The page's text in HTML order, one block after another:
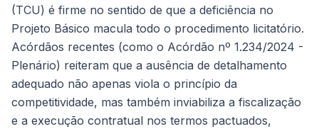
(TCU) é firme no sentido de que a deficiência no
Projeto Básico macula todo o procedimento licitatório.
Acórdãos recentes (como o Acórdão nº 1.234/2024 -
Plenário) reiteram que a ausência de detalhamento
adequado não apenas viola o princípio da
competitividade, mas também inviabiliza a fiscalização
e a execução contratual nos termos pactuados,